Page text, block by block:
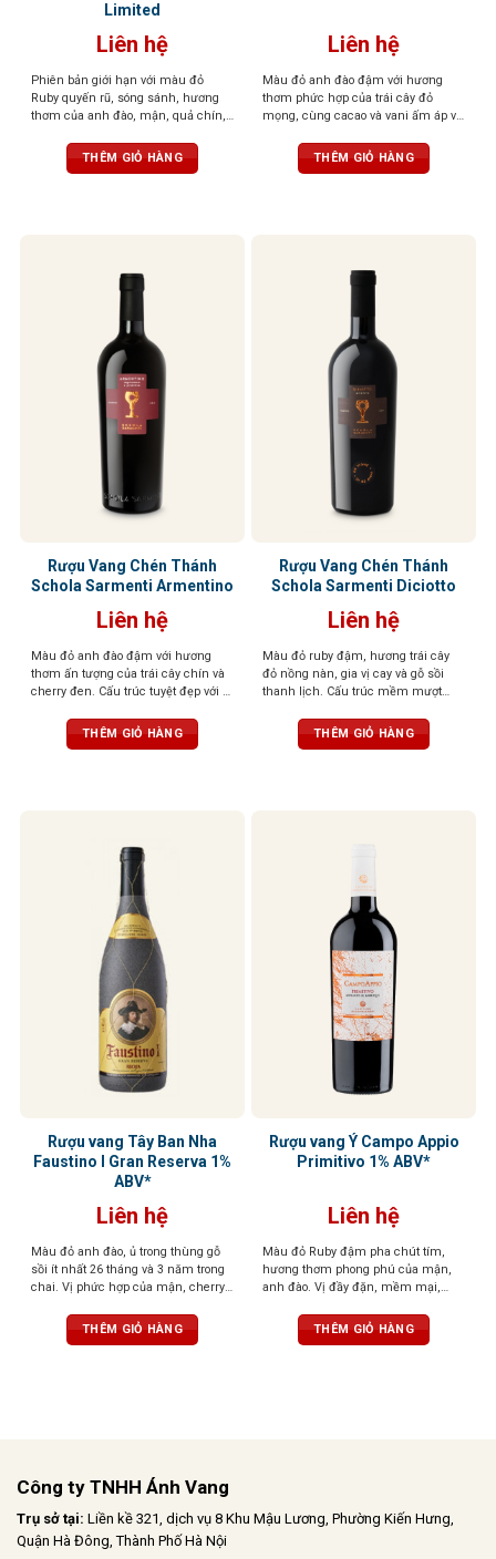
Limited
Liên hệ
Phiên bản giới hạn với màu đỏ
Ruby quyến rũ, sóng sánh, hương
thơm của anh đào, mận, quả chín,
phê cháy, gỗ sồi, đất, hạnh nhân và
đinh hương. Dư vị sâu lắng, ấn
THÊM GIỎ HÀNG
Liên hệ
Màu đỏ anh đào đậm với hương
thơm phức hợp của trái cây đỏ
mọng, cùng cacao và vani ấm áp và
mượt, dư vị cân bằng và thanh lịch
THÊM GIỎ HÀNG
Rượu Vang Chén Thánh
Schola Sarmenti Armentino
Liên hệ
Màu đỏ anh đào đậm với hương
thơm ấn tượng của trái cây chín và
cherry đen. Cấu trúc tuyệt đẹp với vị
trưởng thành và dẻo dai
THÊM GIỎ HÀNG
Rượu Vang Chén Thánh
Schola Sarmenti Diciotto
Liên hệ
Màu đỏ ruby đậm, hương trái cây
đỏ nồng nàn, gia vị cay và gỗ sồi
thanh lịch. Cấu trúc mềm mượt
vị kéo dài THÊM GIỎ HÀNG
Rượu vang Tây Ban Nha
Faustino I Gran Reserva 1%
ABV*
Liên hệ
Màu đỏ anh đào, ủ trong thùng gỗ
sồi ít nhất 26 tháng và 3 năm trong
chai. Vị phức hợp của mận, cherry,
hậu vị sâu lắngTHÊM GIỎ HÀNG
Rượu vang Ý Campo Appio
Primitivo 1% ABV*
Liên hệ
Màu đỏ Ruby đậm pha chút tím,
hương thơm phong phú của mận,
anh đào. Vị đầy đặn, mềm mại,
THÊM GIỎ HÀNG
Công ty TNHH Ánh Vang
Trụ sở tại: Liền kề 321, dịch vụ 8 Khu Mậu Lương, Phường Kiến Hưng,
Quận Hà Đông, Thành Phố Hà Nội